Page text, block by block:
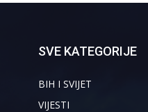
SVE KATEGORIJE
BIH I SVIJET
VIJESTI